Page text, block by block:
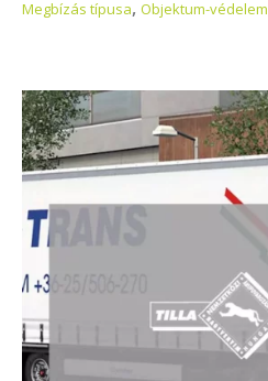
Megbízás típusa, Objektum-védelem